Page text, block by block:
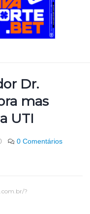
Dr.
mas
UTI
0 Comentários
?